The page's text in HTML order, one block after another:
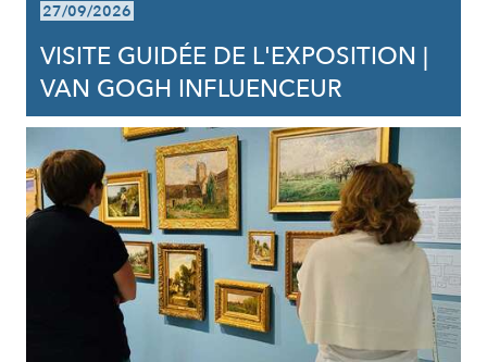
27/09/2026
VISITE GUIDÉE DE L'EXPOSITION |
VAN GOGH INFLUENCEUR